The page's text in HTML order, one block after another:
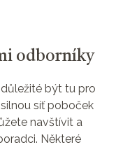
odborníky
být tu pro
síť poboček
navštívit a
Některé